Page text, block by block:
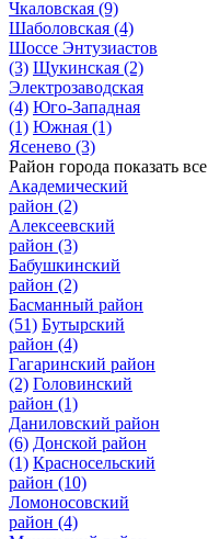
Чкаловская (9)
Шаболовская (4)
Шоссе Энтузиастов
(3) Щукинская (2)
Электрозаводская
(4) Юго-Западная
(1) Южная (1)
Ясенево (3)
Район города показать все
Академический
район (2)
Алексеевский
район (3)
Бабушкинский
район (2)
Басманный район
(51) Бутырский
район (4)
Гагаринский район
(2) Головинский
район (1)
Даниловский район
(6) Донской район
(1) Красносельский
район (10)
Ломоносовский
район (4)